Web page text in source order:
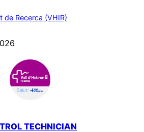
de Recerca (VHIR)
TECHNICIAN